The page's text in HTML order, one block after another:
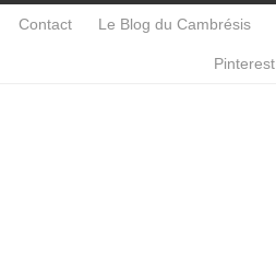
Contact Le Blog du Cambrésis
Pinterest